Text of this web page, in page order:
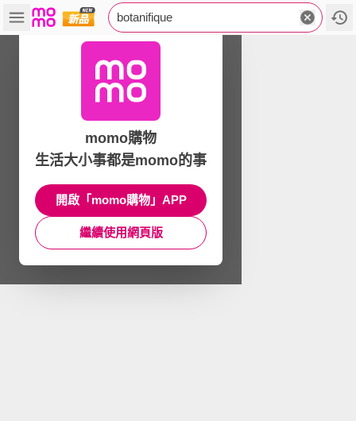
botanifique
momo購物
生活大小事都是momo的事
開啟「momo購物」APP
繼續使用網頁版